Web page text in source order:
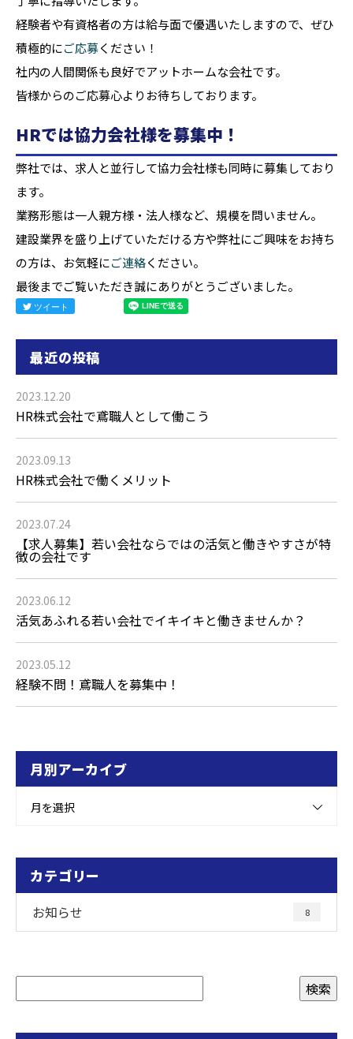
経験者や有資格者の方は給与面で優遇いたしますので、ぜひ
積極的にご応募ください！
社内の人間関係も良好でアットホームな会社です。
皆様からのご応募心よりお待ちしております。
HRでは協力会社様を募集中！
弊社では、求人と並行して協力会社様も同時に募集しており
ます。
業務形態は一人親方様・法人様など、規模を問いません。
建設業界を盛り上げていただける方や弊社にご興味をお持ち
の方は、お気軽にご連絡ください。
最後までご覧いただき誠にありがとうございました。
ツイート
最近の投稿
2023.12.20
HR株式会社で鳶職人として働こう
2023.09.13
HR株式会社で働くメリット
2023.07.24
【求人募集】若い会社ならではの活気と働きやすさが特
徴の会社です
2023.06.12
活気あふれる若い会社でイキイキと働きませんか？
2023.05.12
経験不問！鳶職人を募集中！
月別アーカイブ
月を選択
カテゴリー
お知らせ 8